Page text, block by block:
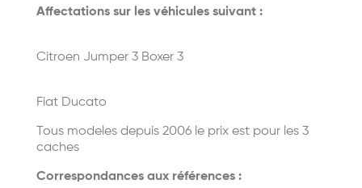
Affectations sur les véhicules suivant :
Citroen Jumper 3 Boxer 3
Fiat Ducato
Tous modeles depuis 2006 le prix est pour les 3
caches
Correspondances aux références :